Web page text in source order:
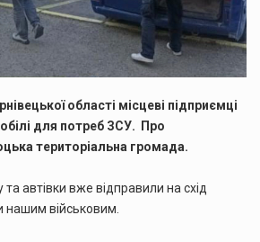
області місцеві підприємці
для потреб ЗСУ. Про
територіальна громада.
та автівки вже відправили на схід
нашим військовим.